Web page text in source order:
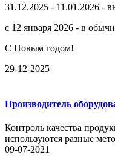
31.12.2025 - 11.01.2026 -
с 12 января 2026 - в
С Новым годом!
29-12-2025
Производитель
Контроль качества
используются разные
09-07-2021